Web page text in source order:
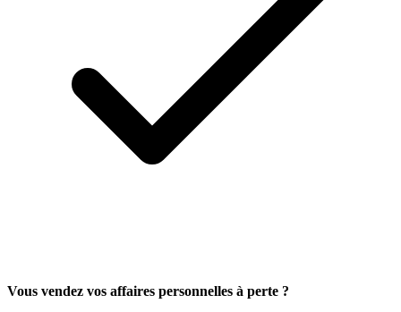
Vous vendez vos affaires personnelles à perte ?